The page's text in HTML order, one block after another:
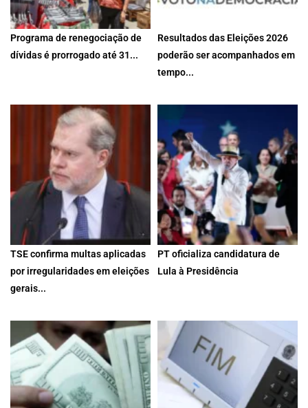
Programa de renegociação de
dívidas é prorrogado até 31...
Oficial da União deste...
5 de agosto de 2026
Resultados das Eleições 2026
poderão ser acompanhados em
tempo...
Site e app do TSE permitirão
consultar totalização dos...
5 de agosto de 2026
TSE confirma multas aplicadas
por irregularidades em eleições
gerais...
Decisão do Tribunal foi unânime
em ambos os casos,...
5 de agosto de 2026
PT oficializa candidatura de
Lula à Presidência
chapa como candidato à Vice-
Presidência...
3 de agosto de 2026